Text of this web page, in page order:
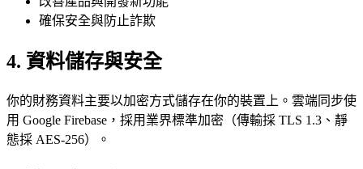
確保安全與防止詐欺
4. 資料儲存與安全
你的財務資料主要以加密方式儲存在你的裝置上。雲端同步使
用 Google Firebase，採用業界標準加密（傳輸採 TLS 1.3、靜
態採 AES-256）。